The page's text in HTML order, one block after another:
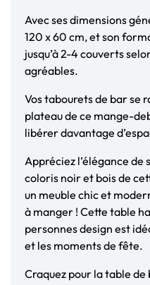
Avec ses dimensions
120 x 60 cm, et son
jusqu’à 2-4 couverts
agréables.
Vos tabourets de bar se
plateau de ce mange-
libérer davantage
Appréciez l’élégance de
coloris noir et bois de
un meuble chic et
à manger ! Cette table
personnes design est
et les moments de fête.
Craquez pour la table